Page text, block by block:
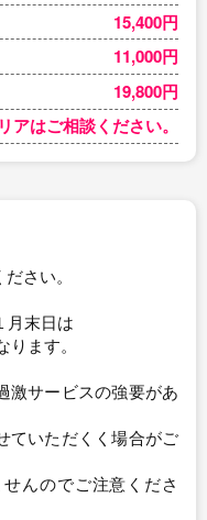
15,400円
11,000円
19,800円
アはご相談ください。
さい。
月末日は
ます。
激サービスの強要があ
ていただくく場合がご
んのでご注意くださ